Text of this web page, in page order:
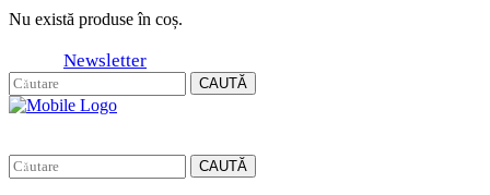
Nu există produse în coș.
Newsletter
CAUTĂ
CAUTĂ